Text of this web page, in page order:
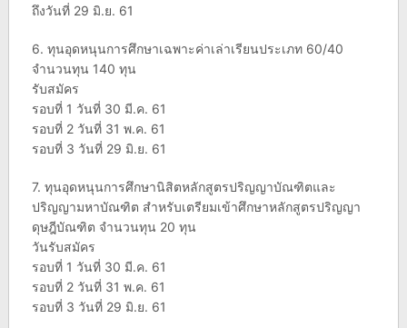
ถึงวันที่ 29 มิ.ย. 61
6. ทุนอุดหนุนการศึกษาเฉพาะค่าเล่าเรียนประเภท 60/40
จำนวนทุน 140 ทุน
รับสมัคร
รอบที่ 1 วันที่ 30 มี.ค. 61
รอบที่ 2 วันที่ 31 พ.ค. 61
รอบที่ 3 วันที่ 29 มิ.ย. 61
7. ทุนอุดหนุนการศึกษานิสิตหลักสูตรปริญญาบัณฑิตและ
ปริญญามหาบัณฑิต สำหรับเตรียมเข้าศึกษาหลักสูตรปริญญา
ดุษฎีบัณฑิต จำนวนทุน 20 ทุน
วันรับสมัคร
รอบที่ 1 วันที่ 30 มี.ค. 61
รอบที่ 2 วันที่ 31 พ.ค. 61
รอบที่ 3 วันที่ 29 มิ.ย. 61